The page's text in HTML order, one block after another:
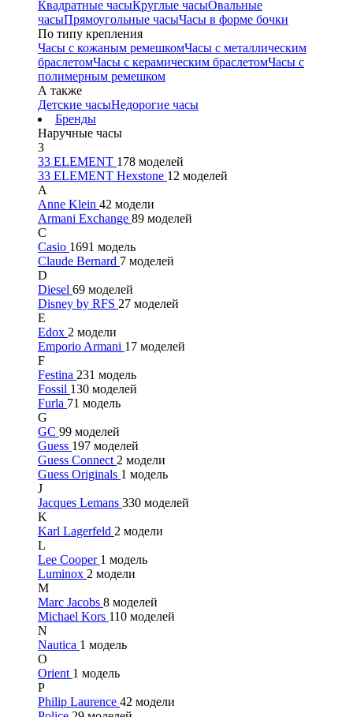
Квадратные часыКруглые часыОвальные
часыПрямоугольные часыЧасы в форме бочки
По типу крепления
Часы с кожаным ремешкомЧасы с металлическим
браслетомЧасы с керамическим браслетомЧасы с
полимерным ремешком
А также
Детские часыНедорогие часы
Бренды
Наручные часы
3
33 ELEMENT 178 моделей
33 ELEMENT Hexstone 12 моделей
A
Anne Klein 42 модели
Armani Exchange 89 моделей
C
Casio 1691 модель
Claude Bernard 7 моделей
D
Diesel 69 моделей
Disney by RFS 27 моделей
E
Edox 2 модели
Emporio Armani 17 моделей
F
Festina 231 модель
Fossil 130 моделей
Furla 71 модель
G
GC 99 моделей
Guess 197 моделей
Guess Connect 2 модели
Guess Originals 1 модель
J
Jacques Lemans 330 моделей
K
Karl Lagerfeld 2 модели
L
Lee Cooper 1 модель
Luminox 2 модели
M
Marc Jacobs 8 моделей
Michael Kors 110 моделей
N
Nautica 1 модель
O
Orient 1 модель
P
Philip Laurence 42 модели